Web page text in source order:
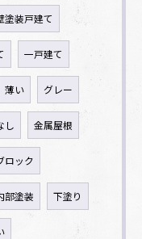
塗装戸建て
一戸建て
薄い グレー
し 金属屋根
ロック
部塗装 下塗り